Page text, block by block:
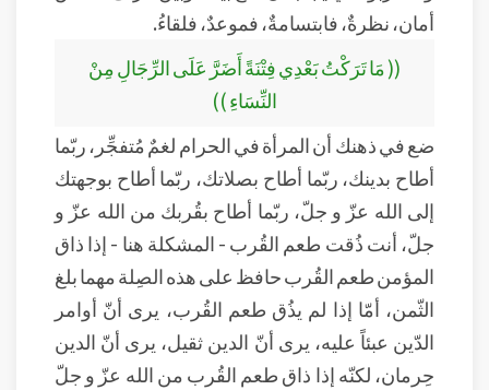
أمان، نظرةٌ، فابتسامةٌ، فموعدٌ، فلقاءُ.
(( مَا تَرَكْتُ بَعْدِي فِتْنَةً أَضَرَّ عَلَى الرِّجَالِ مِنْ
النِّسَاءِ ))
ضع في ذهنك أن المرأة في الحرام لغمٌ مُتفجِّر، ربّما
أطاح بدينك، ربّما أطاح بصلاتك، ربّما أطاح بوجهتك
إلى الله عزّ و جلّ، ربّما أطاح بقُربك من الله عزّ و
جلّ، أنت ذُقت طعم القُرب - المشكلة هنا - إذا ذاق
المؤمن طعم القُرب حافظ على هذه الصِلة مهما بلغ
الثّمن، أمّا إذا لم يذُق طعم القُرب، يرى أنّ أوامر
الدّين عبئاً عليه، يرى أنّ الدين ثقيل، يرى أنّ الدين
حِرمان، لكنّه إذا ذاق طعم القُرب من الله عزّ و جلّ